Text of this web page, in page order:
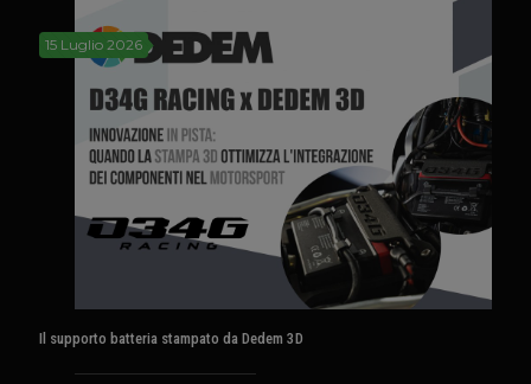
15 Luglio 2026
Il supporto batteria stampato da Dedem 3D